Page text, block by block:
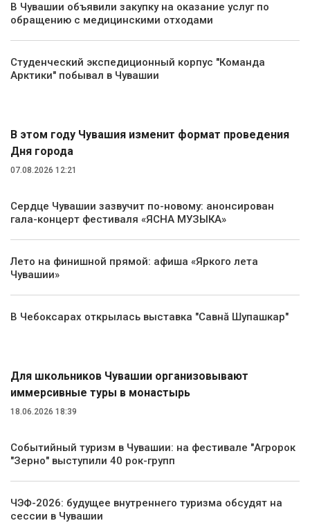
В Чувашии объявили закупку на оказание услуг по
обращению с медицинскими отходами
Студенческий экспедиционный корпус "Команда
Арктики" побывал в Чувашии
В этом году Чувашия изменит формат проведения
Дня города
07.08.2026 12:21
Сердце Чувашии зазвучит по-новому: анонсирован
гала-концерт фестиваля «ЯСНА МУЗЫКА»
Лето на финишной прямой: афиша «Яркого лета
Чувашии»
В Чебоксарах открылась выставка "Савнă Шупашкар"
Для школьников Чувашии организовывают
иммерсивные туры в монастырь
18.06.2026 18:39
Событийный туризм в Чувашии: на фестивале "Агророк
"Зерно" выступили 40 рок-групп
ЧЭФ-2026: будущее внутреннего туризма обсудят на
сессии в Чувашии